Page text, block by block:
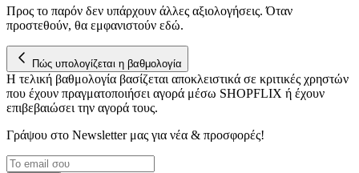
κοινοποιούμε πληροφορίες σχετικά με την από μέρους σας χρήση
τοποθεσίας μας στους συνεργάτες μέσων κοινωνικής δικτύωσης,
Προς το παρόν δεν υπάρχουν άλλες αξιολογήσεις. Όταν
προστεθούν, θα εμφανιστούν εδώ.
Πώς υπολογίζεται η βαθμολογία
Η τελική βαθμολογία βασίζεται αποκλειστικά σε κριτικές χρηστών
που έχουν πραγματοποιήσει αγορά μέσω SHOPFLIX ή έχουν
επιβεβαιώσει την αγορά τους.
Γράψου στο Νewsletter μας για νέα & προσφορές!